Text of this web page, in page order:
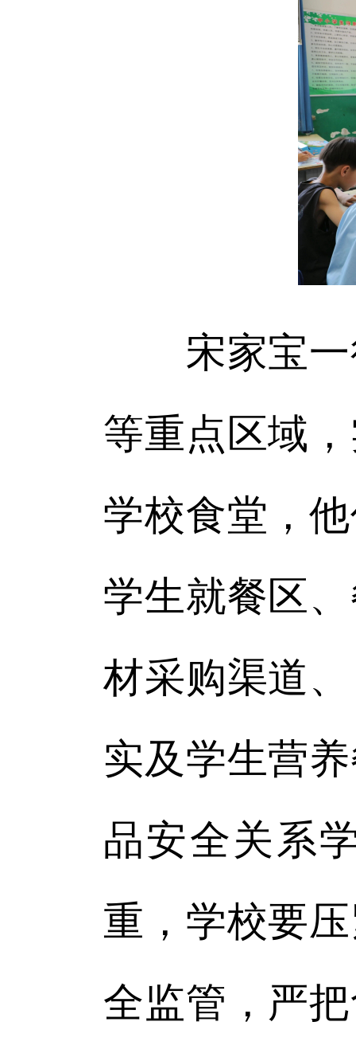
宋家宝一
等重点区域
学校食堂，
学生就餐区
材采购渠道
实及学生营
品安全关系
重，学校要
全监管，严